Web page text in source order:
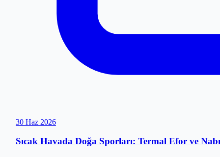
30 Haz 2026
Sıcak Havada Doğa Sporları: Termal Efor ve